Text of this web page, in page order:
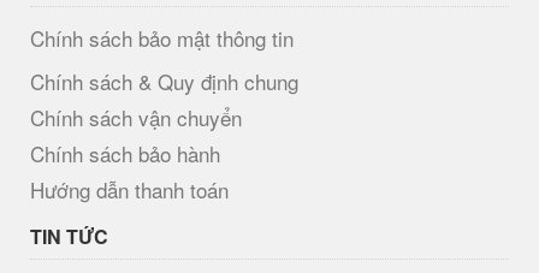
Chính sách bảo mật thông tin
Chính sách & Quy định chung
Chính sách vận chuyển
Chính sách bảo hành
Hướng dẫn thanh toán
TIN TỨC